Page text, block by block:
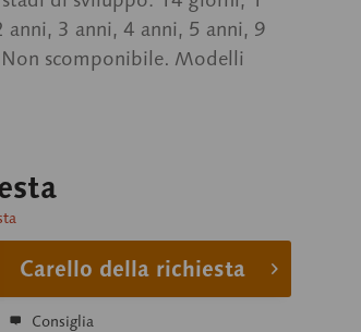
anni, 3 anni, 4 anni, 5 anni, 9
scomponibile. Modelli
Carello della richiesta
Consiglia